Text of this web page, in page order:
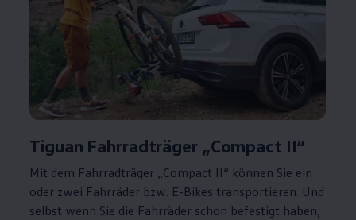
Tiguan Fahrradträger „Compact II“
Mit dem Fahrradträger „Compact II“ können Sie ein
oder zwei Fahrräder bzw. E-Bikes transportieren. Und
selbst wenn Sie die Fahrräder schon befestigt haben,